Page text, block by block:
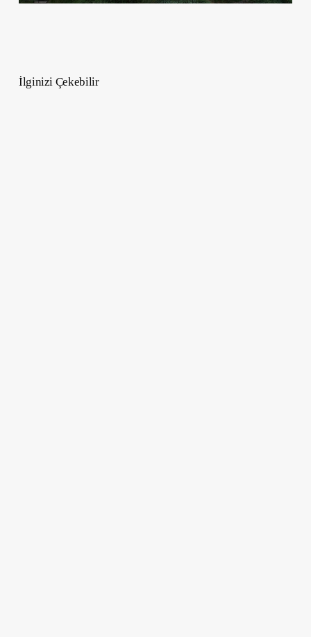
İlginizi Çekebilir